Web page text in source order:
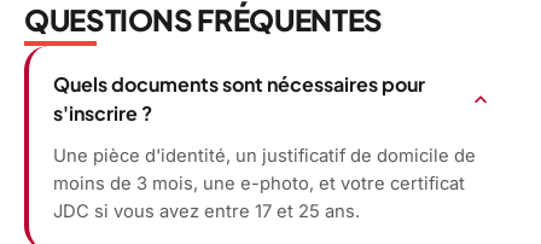
QUESTIONS FRÉQUENTES
Quels documents sont nécessaires pour
s'inscrire ?
expand_more
Une pièce d'identité, un justificatif de domicile de
moins de 3 mois, une e-photo, et votre certificat
JDC si vous avez entre 17 et 25 ans.